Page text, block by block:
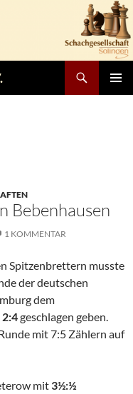
Bebenhausen
1 KOMMENTAR
Spitzenbrettern musste
der deutschen
dem
2:4geschlagen geben.
mit 7:5 Zählern auf
mit 3½:½